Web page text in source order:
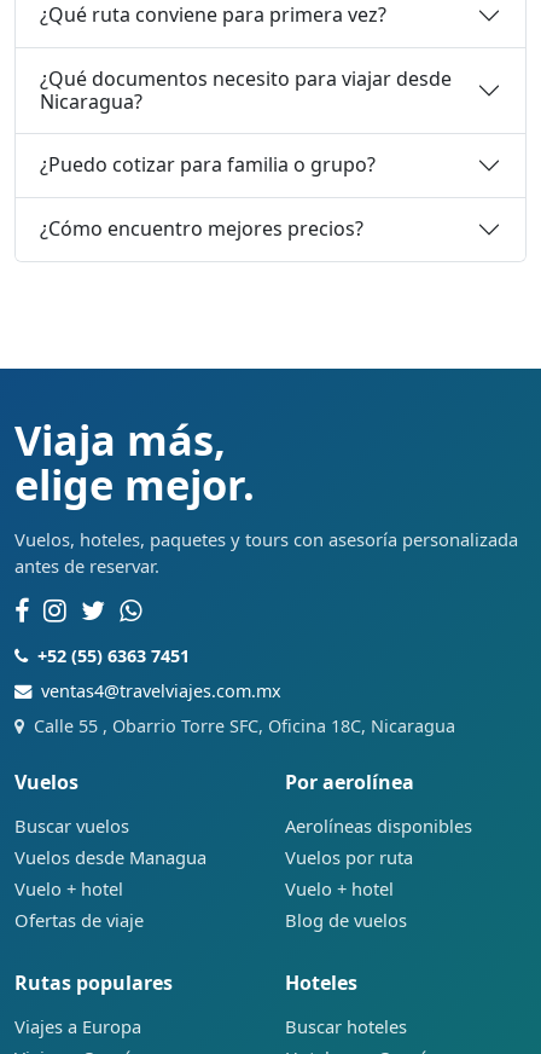
¿Qué ruta conviene para primera vez?
¿Qué documentos necesito para viajar desde
Nicaragua?
¿Puedo cotizar para familia o grupo?
¿Cómo encuentro mejores precios?
Viaja más,
elige mejor.
Vuelos, hoteles, paquetes y tours con asesoría personalizada
antes de reservar.
+52 (55) 6363 7451
ventas4@travelviajes.com.mx
Calle 55 , Obarrio Torre SFC, Oficina 18C, Nicaragua
Vuelos
Buscar vuelos
Vuelos desde Managua
Vuelo + hotel
Ofertas de viaje
Por aerolínea
Aerolíneas disponibles
Vuelos por ruta
Vuelo + hotel
Blog de vuelos
Rutas populares
Viajes a Europa
Hoteles
Buscar hoteles